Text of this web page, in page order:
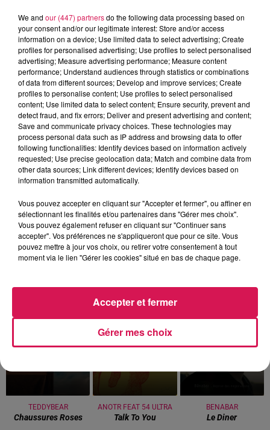
jusqu’au carrefour de la porte de Paris !
Par Paul Schuler / Avec D.H. / Photo : mairie d'Avesnelles
À L'ANTENNE
0h00 - 8h00
Les hits de Canal FM
TEDDYBEAR
Chaussures Roses
21h51
21h51
ANOTR FEAT 54 ULTRA
Talk To You
BENABAR
Le Diner
We and our (447) partnersdo the following data processing based on
your consent and/or our legitimate interest: Store and/or access
information on a device; Use limited data to select advertising; Create
profiles for personalised advertising; Use profiles to select personalised
advertising; Measure advertising performance; Measure content
performance; Understand audiences through statistics or combinations
of data from different sources; Develop and improve services; Create
profiles to personalise content; Use profiles to select personalised
content; Use limited data to select content; Ensure security, prevent and
detect fraud, and fix errors; Deliver and present advertising and content;
Save and communicate privacy choices. These technologies may
process personal data such as IP address and browsing data to offer
following functionalities: Identify devices based on information actively
requested; Use precise geolocation data; Match and combine data from
other data sources; Link different devices; Identify devices based on
information transmitted automatically.
Vous pouvez accepter en cliquant sur "Accepter et fermer", ou affiner en
sélectionnant les finalités et/ou partenaires dans "Gérer mes choix".
Vous pouvez également refuser en cliquant sur "Continuer sans
accepter". Vos préférences ne s'appliqueront que pour ce site. Vous
pouvez mettre à jour vos choix, ou retirer votre consentement à tout
moment via le lien "Gérer les cookies" situé en bas de chaque page.
Gérer mes choix
Accepter et fermer